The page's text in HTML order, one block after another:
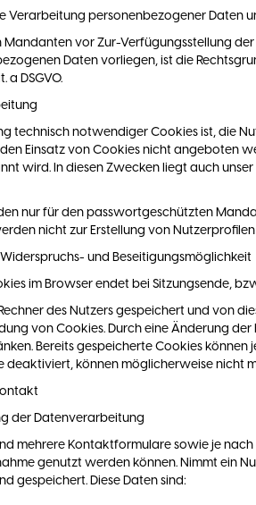
Verarbeitung personenbezogener Daten
Mandanten vor Zur-Verfügungsstellung
Daten vorliegen, ist die
a DSGVO.
technisch notwendiger Cookies ist, die
Einsatz von Cookies nicht angeboten
wird. In diesen Zwecken liegt auch
nur für den passwortgeschützten
nicht zur Erstellung von
und Beseitigungsmöglichkeit
im Browser endet bei Sitzungsende,
des Nutzers gespeichert und von
von Cookies. Durch eine Änderung
Bereits gespeicherte Cookies
deaktiviert, können möglicherweise nicht
der Datenverarbeitung
mehrere Kontaktformulare sowie je
genutzt werden können. Nimmt ein
gespeichert. Diese Daten sind: